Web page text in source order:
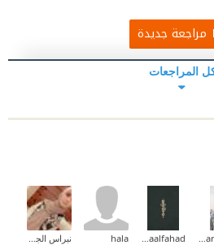
مراجعة جديدة
المراجعات
hala